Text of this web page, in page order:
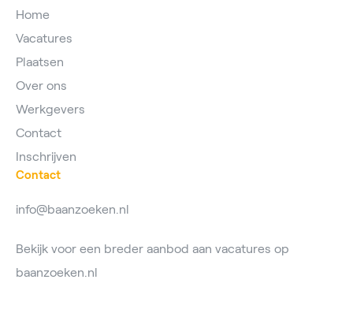
Home
Vacatures
Plaatsen
Over ons
Werkgevers
Contact
Inschrijven
Contact
info@baanzoeken.nl
Bekijk voor een breder aanbod aan vacatures op
baanzoeken.nl